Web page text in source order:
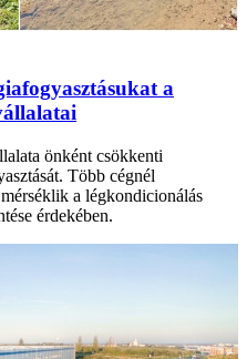
a
önként csökkenti
Több cégnél
a légkondicionálás
érdekében.